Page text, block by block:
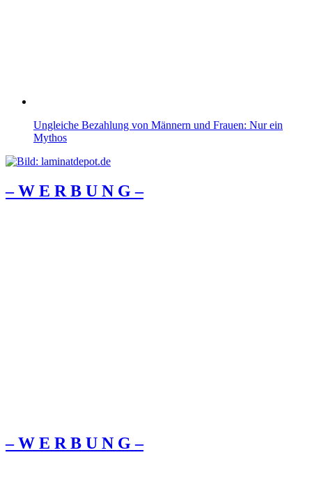
Ungleiche Bezahlung von Männern und Frauen: Nur ein
Mythos
– W Ε R Β U Ν G –
– W Ε R Β U Ν G –